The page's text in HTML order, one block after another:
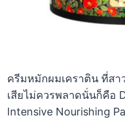
ครีมหมักผมเคราติน ที่สา
เสียไม่ควรพลาดนั่นก็คือ
Intensive Nourishing